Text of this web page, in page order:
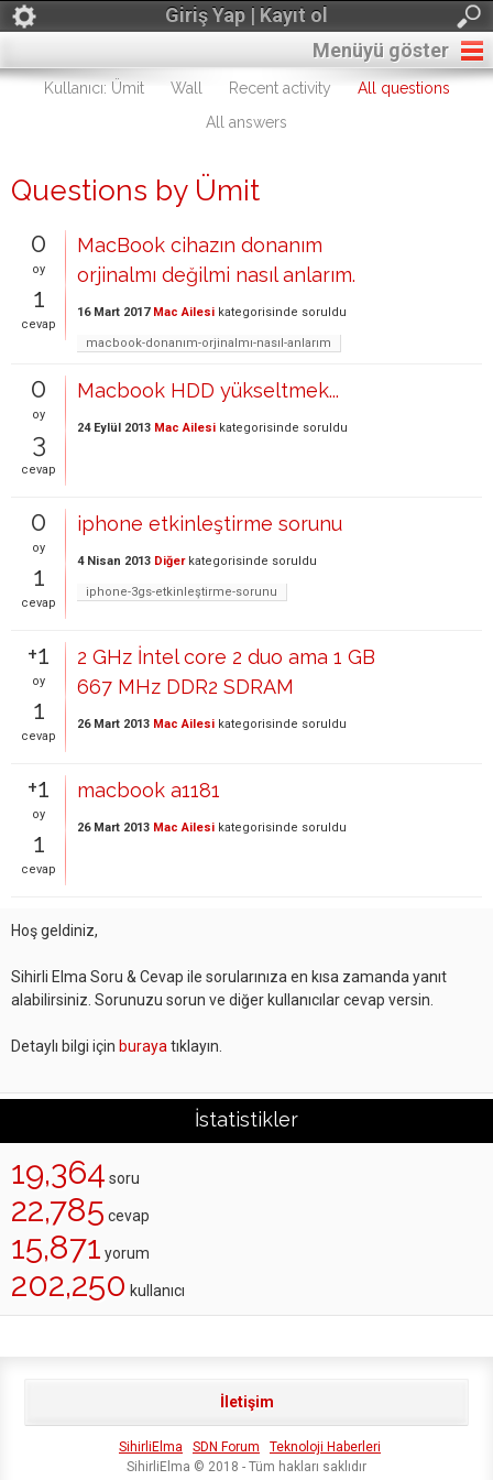
Giriş Yap | Kayıt ol
Menüyü göster
Kullanıcı: Ümit Wall Recent activity
All questions
All answers
Questions by Ümit
0
oy
1
cevap
MacBook cihazın donanım
orjinalmı değilmi nasıl anlarım.
16 Mart 2017 Mac Ailesi kategorisinde soruldu
macbook-donanım-orjinalmı-nasıl-anlarım
0
oy
3
cevap
Macbook HDD yükseltmek...
24 Eylül 2013 Mac Ailesi kategorisinde soruldu
0
oy
1
cevap
iphone etkinleştirme sorunu
4 Nisan 2013 Diğerkategorisinde soruldu
iphone-3gs-etkinleştirme-sorunu
+1
oy
1
cevap
2 GHz İntel core 2 duo ama 1 GB
667 MHz DDR2 SDRAM
26 Mart 2013 Mac Ailesi kategorisinde soruldu
+1
oy
1
cevap
macbook a1181
26 Mart 2013 Mac Ailesi kategorisinde soruldu
Hoş geldiniz,
Sihirli Elma Soru & Cevap ile sorularınıza en kısa zamanda yanıt
alabilirsiniz. Sorunuzu sorun ve diğer kullanıcılar cevap versin.
Detaylı bilgi için buraya tıklayın.
İstatistikler
19,364 soru
22,785 cevap
15,871 yorum
202,250 kullanıcı
İletişim
SihirliElma SDN Forum
Teknoloji Haberleri
SihirliElma © 2018 - Tüm hakları saklıdır